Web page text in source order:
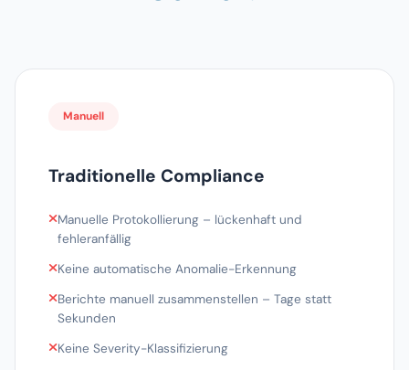
Manuell
Traditionelle Compliance
Manuelle Protokollierung – lückenhaft und
fehleranfällig
Keine automatische Anomalie-Erkennung
Berichte manuell zusammenstellen – Tage statt
Sekunden
Keine Severity-Klassifizierung